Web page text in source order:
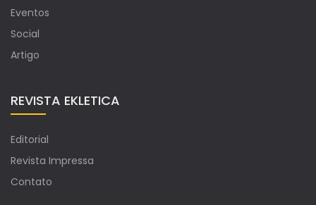
Eventos
Social
Artigo
REVISTA EKLETICA
Editorial
Revista Impressa
Contato